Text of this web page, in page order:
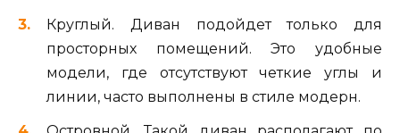
Круглый. Диван подойдет только для
просторных помещений. Это удобные
модели, где отсутствуют четкие углы и
линии, часто выполнены в стиле модерн.